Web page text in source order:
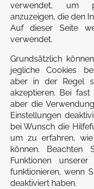
verwendet, um
anzuzeigen, die den
Auf dieser Seite
verwendet.
Grundsätzlich
jegliche Cookies
aber in der Regel
akzeptieren. Bei
aber die
Einstellungen
bei Wunsch die
um zu erfahren,
können. Beachten
Funktionen
funktionieren, wenn
deaktiviert haben.